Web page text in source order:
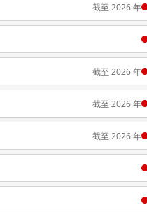
截至 2026 年
截至 2026 年
截至 2026 年
截至 2026 年